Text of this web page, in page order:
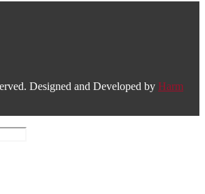
Designed and Developed by Harm